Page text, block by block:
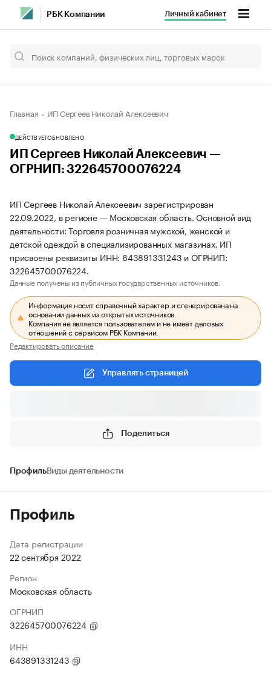
РБК Компании Личный кабинет
Главная ИП Сергеев Николай Алексеевич
ДЕЙСТВУЕТОБНОВЛЕНО
ИП Сергеев Николай Алексеевич —
ОГРНИП: 322645700076224
ИП Сергеев Николай Алексеевич зарегистрирован
22.09.2022, в регионе — Московская область. Основной вид
деятельности: Торговля розничная мужской, женской и
детской одеждой в специализированных магазинах. ИП
присвоены реквизиты ИНН: 643891331243 и ОГРНИП:
322645700076224.
Данные получены из публичных государственных источников.
Информация носит справочный характер и сгенерирована на
основании данных из открытых источников.
Компания не является пользователем и не имеет деловых
отношений с сервисом РБК Компании.
Редактировать описание
Управлять страницей
Поделиться
ПрофильВиды деятельности
Профиль
Дата регистрации
22 сентября 2022
Регион
Московская область
ОГРНИП
322645700076224
ИНН
643891331243